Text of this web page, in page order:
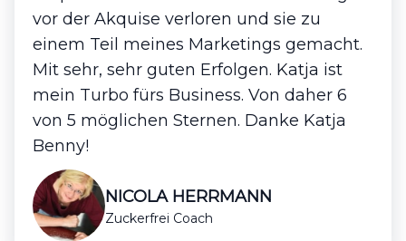
vor der Akquise verloren und sie zu
einem Teil meines Marketings gemacht.
Mit sehr, sehr guten Erfolgen. Katja ist
mein Turbo fürs Business. Von daher 6
von 5 möglichen Sternen. Danke Katja
Benny!
NICOLA HERRMANN
Zuckerfrei Coach